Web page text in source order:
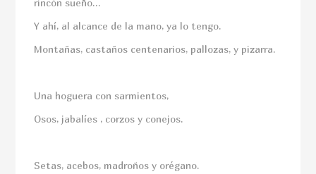
rincón sueño…
Y ahí, al alcance de la mano, ya lo tengo.
Montañas, castaños centenarios, pallozas, y pizarra.
Una hoguera con sarmientos,
Osos, jabalíes , corzos y conejos.
Setas, acebos, madroños y orégano.